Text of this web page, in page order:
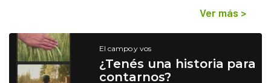
Ver más >
El campo y vos
¿Tenés una historia para
contarnos?